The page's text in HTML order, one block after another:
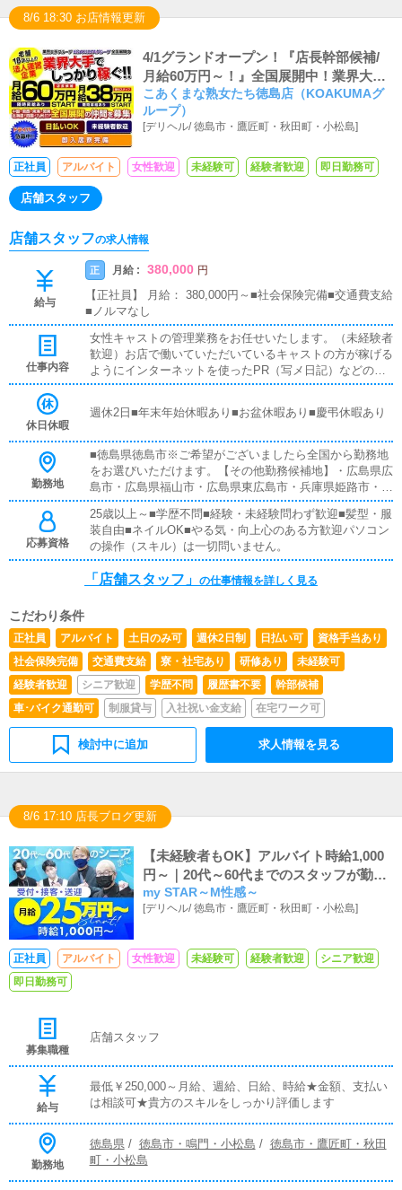
8/6 18:30 お店情報更新
4/1グランドオープン！『店長幹部候補/
月給60万円～！』全国展開中！業界大
手！全額日払い可＆即入居可能な社員寮
あり
こあくまな熟女たち徳島店（KOAKUMAグ
ループ）
[デリヘル/徳島市・鷹匠町・秋田町・小松島]
正社員 アルバイト 女性歓迎 未経験可 経験者歓迎 即日勤務可
店舗スタッフ
店舗スタッフの求人情報
給与
正 月給 : 380,000 円
【正社員】 月給： 380,000円～■社会保険完備■交通費支給
■ノルマなし
仕事内容
女性キャストの管理業務をお任せいたします。（未経験者
歓迎）お店で働いていただいているキャストの方が稼げる
ようにインターネットを使ったPR（写メ日記）などの使
い方などのアドバイスを行っていただきます同業他店のよ
フは致しません。
休日休暇
週休2日■年末年始休暇あり■お盆休暇あり■慶弔休暇あり
勤務地
■徳島県徳島市※ご希望がございましたら全国から勤務地
をお選びいただけます。【その他勤務候補地】・広島県広
島市・広島県福山市・広島県東広島市・兵庫県姫路市・兵
庫県明石市・岡山県岡山市・香川県高松市・香川県善通寺
市・山口県周南市・東京都台東区鶯谷・神奈川県厚木市本
厚木・福岡県福岡市小倉北区・埼玉県川口市西川口※特に
『どこでも大丈夫』な方は優遇いたします。
応募資格
25歳以上～■学歴不問■経験・未経験問わず歓迎■髪型・服
装自由■ネイルOK■やる気・向上心のある方歓迎パソコン
の操作（スキル）は一切問いません。
「店舗スタッフ」 の仕事情報を詳しく見る
こだわり条件
正社員 アルバイト 土日のみ可 週休2日制 日払い可
資格手当あり
社会保険完備
交通費支給 寮・社宅あり 研修あり
未経験可
経験者歓迎
シニア歓迎 学歴不問 履歴書不要
幹部候補
車･バイク通勤可
制服貸与 入社祝い金支給 在宅ワーク可
検討中に追加 求人情報を見る
8/6 17:10 店長ブログ更新
【未経験者もOK】アルバイト時給1,000
円～｜20代～60代までのスタッフが勤務
中
my STAR～M性感～
[デリヘル/徳島市・鷹匠町・秋田町・小松島]
正社員 アルバイト 女性歓迎 未経験可 経験者歓迎
シニア歓迎
即日勤務可
募集職種
店舗スタッフ
給与
最低￥250,000～月給、週給、日給、時給★金額、支払い
は相談可★貴方のスキルをしっかり評価します
勤務地
徳島県/ 徳島市・鳴門・小松島 / 徳島市・鷹匠町・秋田
町・小松島